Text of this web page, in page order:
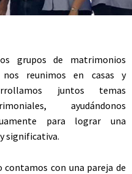
grupos de matrimonios
nos reunimos en casas y
juntos temas
ayudándonos
para lograr una
significativa.
con una pareja de